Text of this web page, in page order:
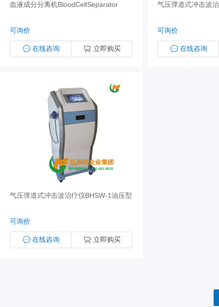
血液成分分离机BloodCellSeparator
可询价
在线咨询 立即购买
气压弹道式冲击波
可询价
在线咨询
气压弹道式冲击波治疗仪BHSW-1油压型
可询价
在线咨询 立即购买